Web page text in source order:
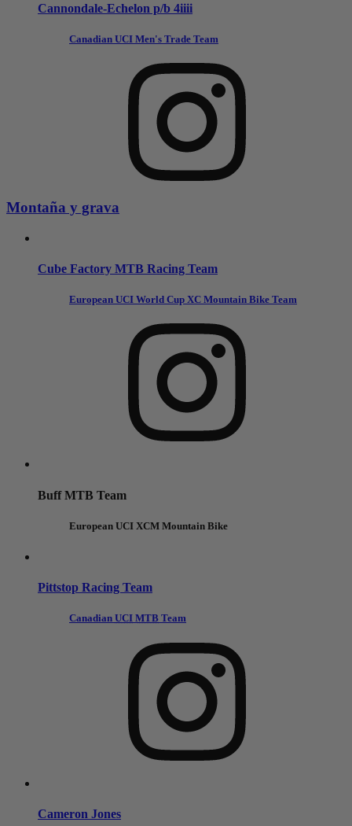
Cannondale-Echelon p/b 4iiii
Canadian UCI Men's Trade Team
Montaña y grava
Cube Factory MTB Racing Team
European UCI World Cup XC Mountain Bike Team
Buff MTB Team
European UCI XCM Mountain Bike
Pittstop Racing Team
Canadian UCI MTB Team
Cameron Jones